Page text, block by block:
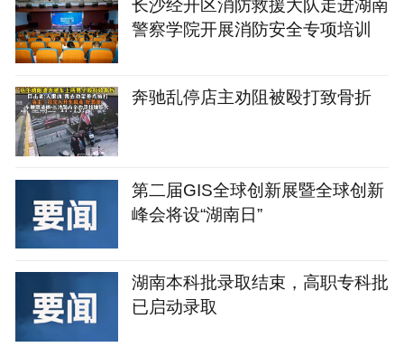
长沙经开区消防救援大队走进湖南
警察学院开展消防安全专项培训
奔驰乱停店主劝阻被殴打致骨折
第二届GIS全球创新展暨全球创新
峰会将设“湖南日”
湖南本科批录取结束，高职专科批
已启动录取